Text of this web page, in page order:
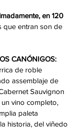
en 120
que entran son de
CANÓNIGOS:
de roble
assemblaje de
Sauvignon
un vino completo,
paleta
historia, del viñedo